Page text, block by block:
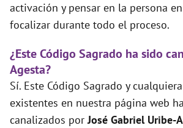
activación y pensar en la persona
focalizar durante todo el proceso.
¿Este Código Sagrado ha sido
Agesta?
Sí. Este Código Sagrado y
existentes en nuestra página web
canalizados porJosé Gabriel Uribe-